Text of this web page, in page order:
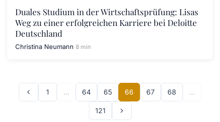
Duales Studium in der Wirtschaftsprüfung: Lisas
Weg zu einer erfolgreichen Karriere bei Deloitte
Deutschland
Christina Neumann 8 min
1 … 64 65 66 67 68 …
121